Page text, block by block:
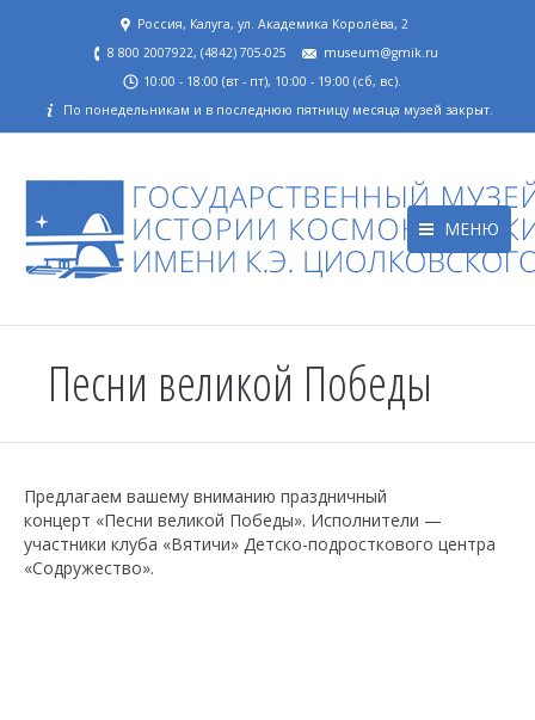
Россия, Калуга, ул. Академика Королёва, 2
8 800 2007922, (4842) 705-025
museum@gmik.ru
10:00 - 18:00 (вт - пт), 10:00 - 19:00 (сб, вс).
По понедельникам и в последнюю пятницу месяца музей закрыт.
МЕНЮ
Песни великой Победы
Предлагаем вашему вниманию праздничный
концерт «Песни великой Победы». Исполнители —
участники клуба «Вятичи» Детско-подросткового центра
«Содружество».